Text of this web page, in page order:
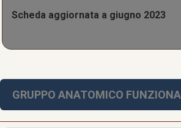
Scheda aggiornata a giugno 2023
GRUPPO ANATOMICO